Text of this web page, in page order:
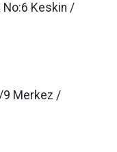
No:6 Keskin /
9 Merkez /